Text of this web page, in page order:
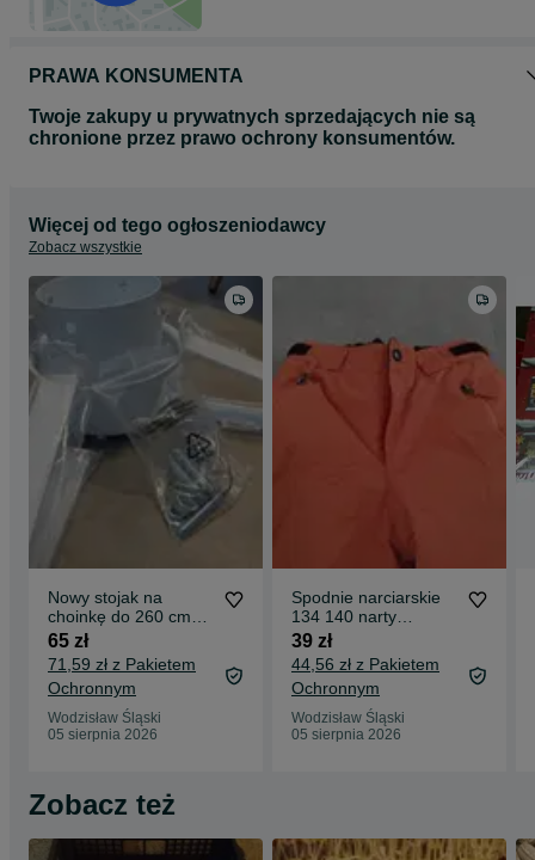
PRAWA KONSUMENTA
Twoje zakupy u prywatnych sprzedających nie są
chronione przez prawo ochrony konsumentów.
Więcej od tego ogłoszeniodawcy
Zobacz wszystkie
Nowy stojak na
choinkę do 260 cm
święta boże
narodzenie choinka
prezen
65 zł
71,59 zł z Pakietem
Ochronnym
Wodzisław Śląski
05 sierpnia 2026
Spodnie narciarskie
134 140 narty
snowboard jak nowe
sanki zima ociepl
39 zł
44,56 zł z Pakietem
Ochronnym
Wodzisław Śląski
05 sierpnia 2026
Zobacz też